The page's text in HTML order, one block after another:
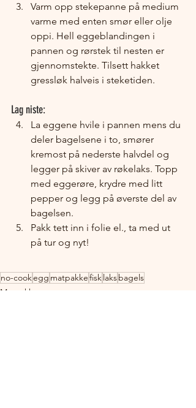
Varm opp stekepanne på medium
varme med enten smør eller olje
oppi. Hell eggeblandingen i
pannen og rørstek til nesten er
gjennomstekte. Tilsett hakket
gressløk halveis i steketiden.
Lag niste:
La eggene hvile i pannen mens du
deler bagelsene i to, smører
kremost på nederste halvdel og
legger på skiver av røkelaks. Topp
med eggerøre, krydre med litt
pepper og legg på øverste del av
bagelsen.
Pakk tett inn i folie el., ta med ut
på tur og nyt!
no-cookegg matpakkefisklaksbagels
Matpakke